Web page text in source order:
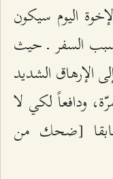
اليوم سيكون
السفر ـ حيث
الإرهاق الشديد
ودافعاً لكي لا
[ضحك من